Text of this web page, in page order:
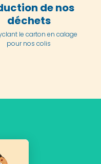
de nos
déchets
le carton en calage
pour nos colis